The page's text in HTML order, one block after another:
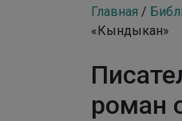
Главная /
«Кындыкан»
роман